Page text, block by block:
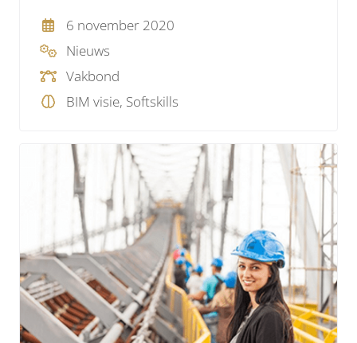
6 november 2020
Nieuws
Vakbond
BIM visie, Softskills